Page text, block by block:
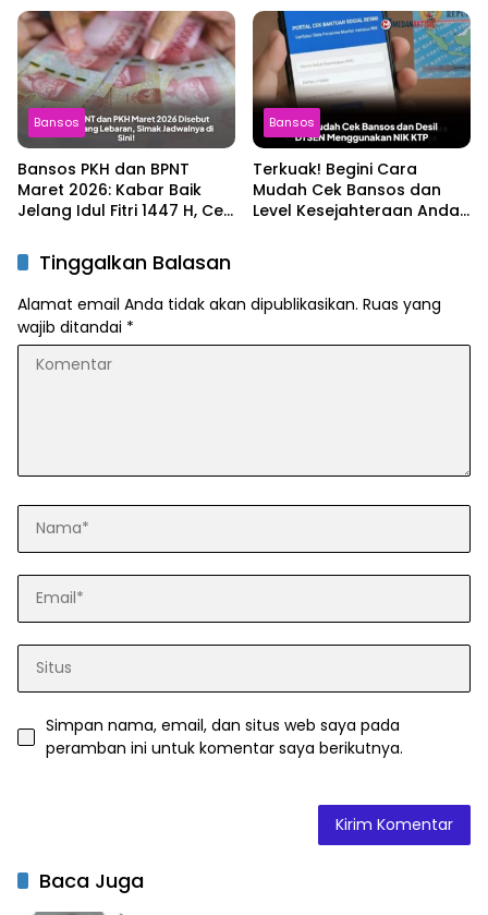
Bansos
Bansos PKH dan BPNT
Maret 2026: Kabar Baik
Jelang Idul Fitri 1447 H, Cek
Bansos
Terkuak! Begini Cara
Mudah Cek Bansos dan
Level Kesejahteraan Anda
Tinggalkan Balasan
Alamat email Anda tidak akan dipublikasikan. Ruas yang
wajib ditandai *
Simpan nama, email, dan situs web saya pada
peramban ini untuk komentar saya berikutnya.
Baca Juga